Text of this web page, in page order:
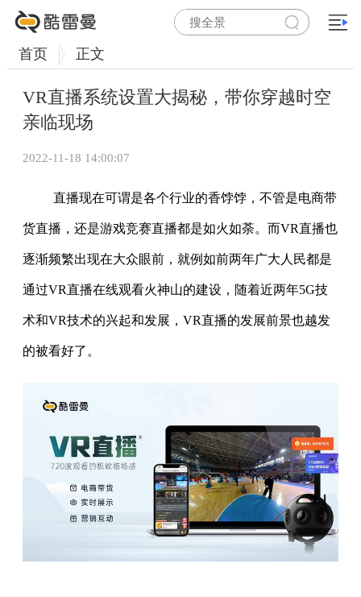
首页 正文
VR直播系统设置大揭秘，带你穿越时空
亲临现场
2022-11-18 14:00:07
直播现在可谓是各个行业的香饽饽，不管是电商带
货直播，还是游戏竞赛直播都是如火如荼。而VR直播也
逐渐频繁出现在大众眼前，就例如前两年广大人民都是
通过VR直播在线观看火神山的建设，随着近两年5G技
术和VR技术的兴起和发展，VR直播的发展前景也越发
的被看好了。